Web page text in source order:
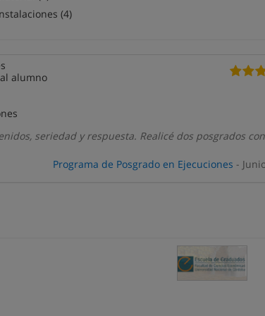
(4)
alumno
seriedad y respuesta. Realicé dos posgrados con
Programa de Posgrado en Ejecuciones -